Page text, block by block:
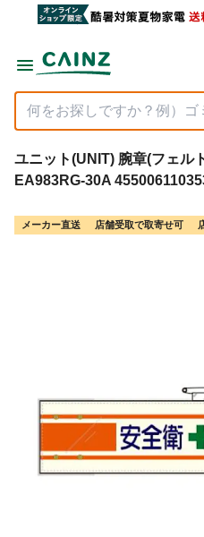
ユニット(UNIT) 腕章(フェル
EA983RG-30A
メーカー直送 店舗受取で取寄せ可